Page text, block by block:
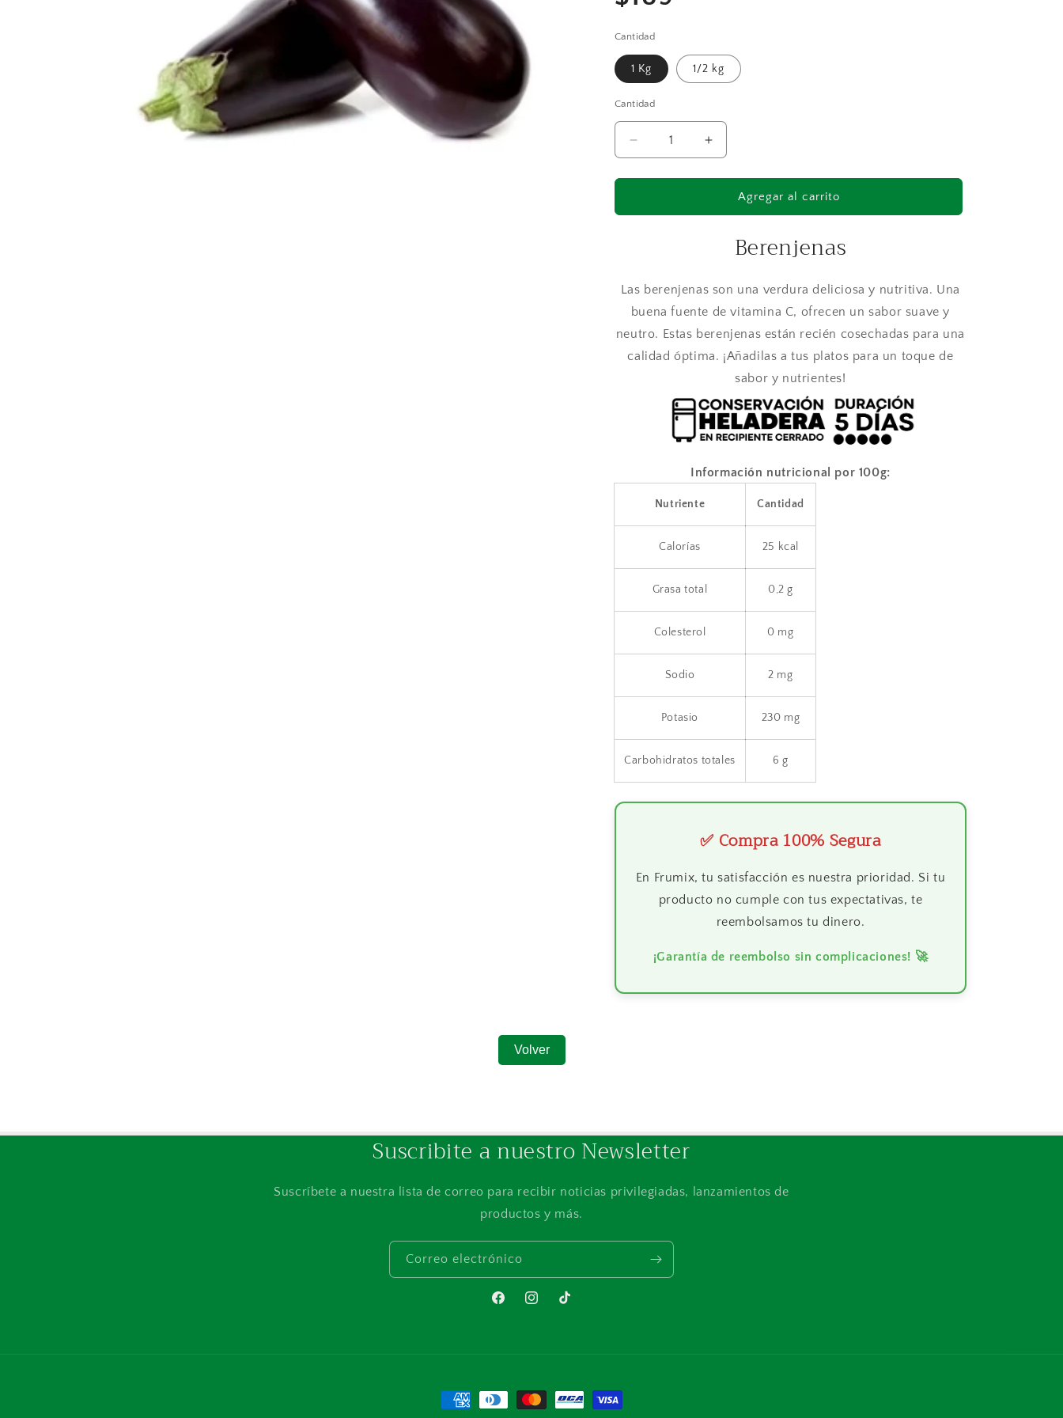
habitual
Cantidad
1 Kg 1/2 kg
Cantidad
Reducir
cantidad
para
Aumentar
cantidad
para
Berenjenas
Agregar al carrito
Berenjenas
Las berenjenas son una verdura deliciosa y nutritiva. Una
buena fuente de vitamina C, ofrecen un sabor suave y
neutro. Estas berenjenas están recién cosechadas para una
calidad óptima. ¡Añadilas a tus platos para un toque de
sabor y nutrientes!
Información nutricional por 100g:
Nutriente Cantidad
Calorías 25 kcal
Grasa total 0,2 g
Colesterol 0 mg
Sodio 2 mg
Potasio 230 mg
Carbohidratos totales 6 g
✅ Compra 100% Segura
En Frumix, tu satisfacción es nuestra prioridad. Si tu
producto no cumple con tus expectativas, te
reembolsamos tu dinero.
¡Garantía de reembolso sin complicaciones! 🚀
Volver
Suscribite a nuestro Newsletter
Suscríbete a nuestra lista de correo para recibir noticias privilegiadas, lanzamientos de
productos y más.
Correo electrónico
FacebookInstagramTikTok
Formas